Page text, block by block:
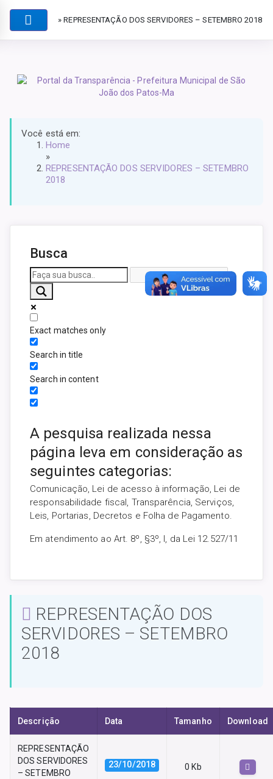
» REPRESENTAÇÃO DOS SERVIDORES – SETEMBRO 2018
Você está em:
Home
»
REPRESENTAÇÃO DOS SERVIDORES – SETEMBRO
2018
Busca
Exact matches only
Search in title
Search in content
A pesquisa realizada nessa
página leva em consideração as
seguintes categorias:
Comunicação, Lei de acesso à informação, Lei de
responsabilidade fiscal, Transparência, Serviços,
Leis, Portarias, Decretos e Folha de Pagamento.
Em atendimento ao Art. 8º, §3º, I, da Lei 12.527/11
REPRESENTAÇÃO DOS
SERVIDORES – SETEMBRO
2018
Descrição Data Tamanho Download
REPRESENTAÇÃO
DOS SERVIDORES
– SETEMBRO
23/10/2018 0 Kb